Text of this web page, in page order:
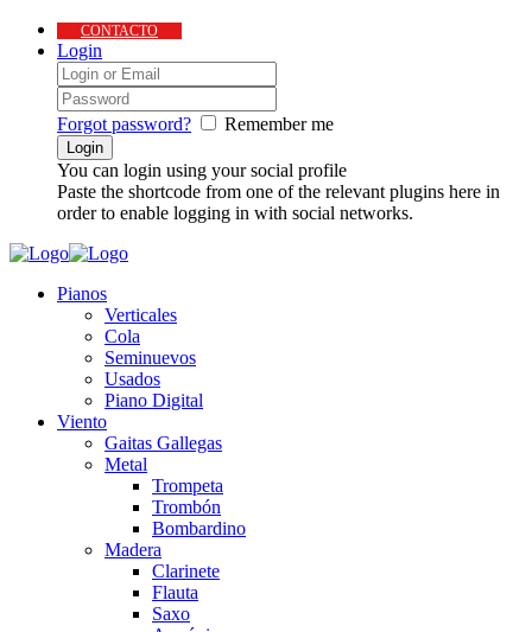
CONTACTO
Login
Forgot password? Remember me
You can login using your social profile
Paste the shortcode from one of the relevant plugins here in
order to enable logging in with social networks.
Pianos
Verticales
Cola
Seminuevos
Usados
Piano Digital
Viento
Gaitas Gallegas
Metal
Trompeta
Trombón
Bombardino
Madera
Clarinete
Flauta
Saxo